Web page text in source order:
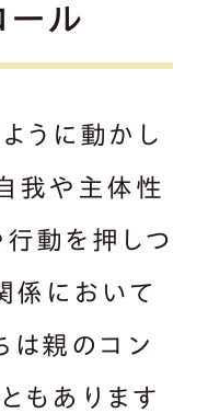
ール
うに動かし
我や主体性
動を押しつ
係において
は親のコン
もあります